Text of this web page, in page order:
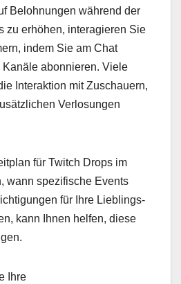
Belohnungen während der
zu erhöhen, interagieren Sie
indem Sie am Chat
abonnieren. Viele
Interaktion mit Zuschauern,
Verlosungen
für Twitch Drops im
wann spezifische Events
für Ihre Lieblings-
kann Ihnen helfen, diese
Ihre